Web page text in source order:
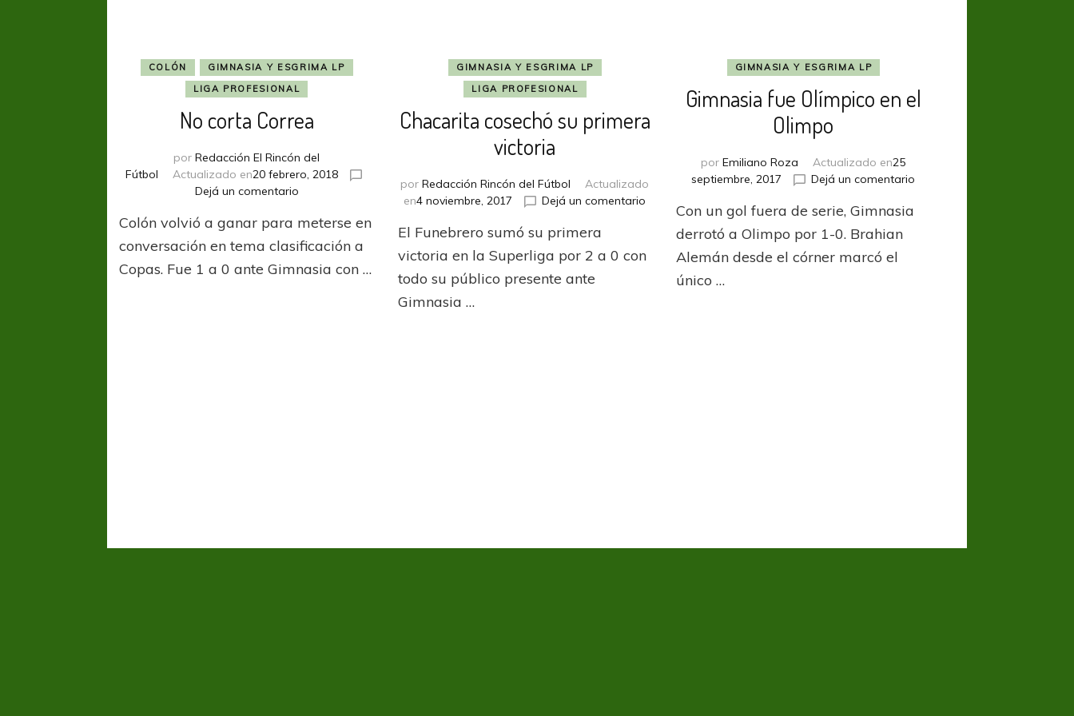
COLÓN
GIMNASIA Y ESGRIMA LP
LIGA PROFESIONAL
No corta Correa
porRedacción El Rincón del
Fútbol
Actualizado en20 febrero, 2018
Dejá un comentarioen
corta
Correa
Colón volvió a ganar para meterse en
conversación en tema clasificación a
Copas. Fue 1 a 0 ante Gimnasia con …
GIMNASIA Y ESGRIMA LP
LIGA PROFESIONAL
Chacarita cosechó su primera
victoria
porRedacción Rincón del Fútbol
Actualizado
en4 noviembre, 2017 Dejá un comentario
Chacarita
cosechó
primera
victoria
El Funebrero sumó su primera
victoria en la Superliga por 2 a 0 con
todo su público presente ante
Gimnasia …
GIMNASIA Y ESGRIMA LP
Gimnasia fue Olímpico en el
Olimpo
porEmiliano Roza Actualizado en25
septiembre, 2017
Dejá un comentario
Con un gol fuera de serie, Gimnasia
derrotó a Olimpo por 1-0. Brahian
Alemán desde el córner marcó el
único …